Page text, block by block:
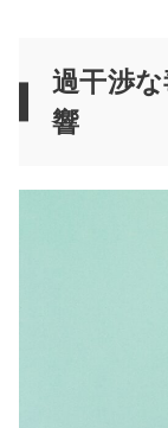
過干渉
響